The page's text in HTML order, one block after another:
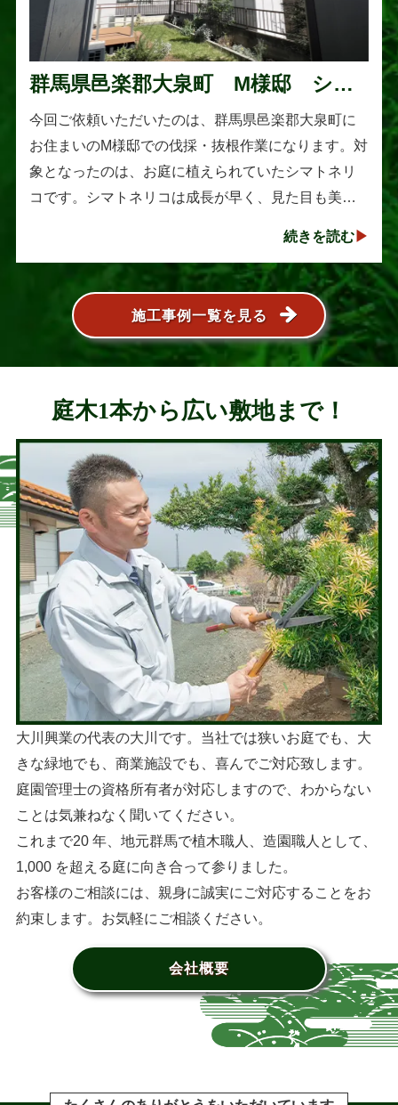
群馬県邑楽郡大泉町 M様邸 シマ
トネリコの伐採と抜根作業
今回ご依頼いただいたのは、群馬県邑楽郡大泉町に
お住まいのM様邸での伐採・抜根作業になります。対
象となったのは、お庭に植えられていたシマトネリ
コです。シマトネリコは成長が早く、見た目も美し
続きを読む
施工事例一覧を見る
庭木1本から広い敷地まで！
大川興業の代表の大川です。当社では狭いお庭でも、大
きな緑地でも、商業施設でも、喜んでご対応致します。
庭園管理士の資格所有者が対応しますので、わからない
ことは気兼ねなく聞いてください。
これまで20 年、地元群馬で植木職人、造園職人として、
1,000 を超える庭に向き合って参りました。
お客様のご相談には、親身に誠実にご対応することをお
約束します。お気軽にご相談ください。
会社概要